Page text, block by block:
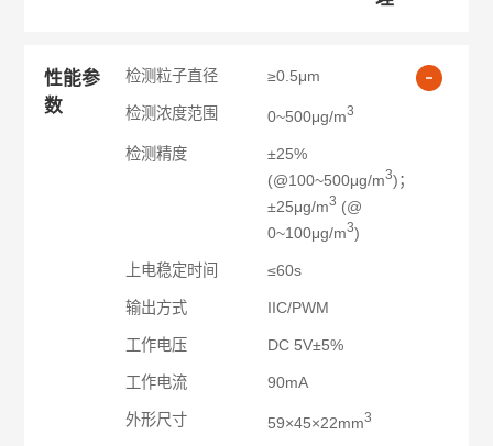
性能参
数
检测粒子直径 ≥0.5μm
检测浓度范围 0~500μg/m3
检测精度
±25%
(@100~500μg/m3)；
±25μg/m3 (@
0~100μg/m3)
上电稳定时间 ≤60s
输出方式 IIC/PWM
工作电压 DC 5V±5%
工作电流 90mA
外形尺寸 59×45×22mm3